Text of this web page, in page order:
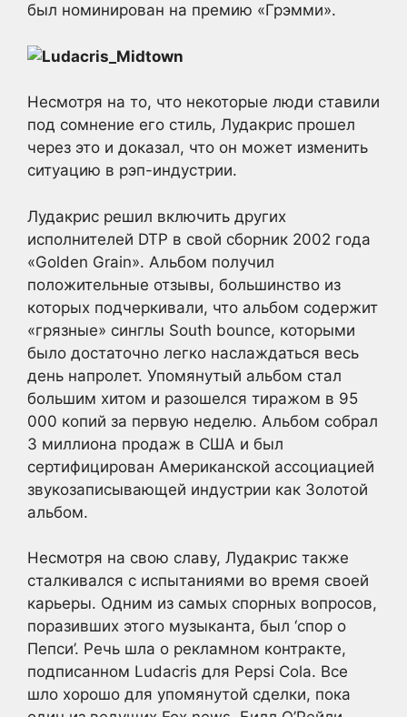
был номинирован на премию «Грэмми».
Несмотря на то, что некоторые люди ставили
под сомнение его стиль, Лудакрис прошел
через это и доказал, что он может изменить
ситуацию в рэп-индустрии.
Лудакрис решил включить других
исполнителей DTP в свой сборник 2002 года
«Golden Grain». Альбом получил
положительные отзывы, большинство из
которых подчеркивали, что альбом содержит
«грязные» синглы South bounce, которыми
было достаточно легко наслаждаться весь
день напролет. Упомянутый альбом стал
большим хитом и разошелся тиражом в 95
000 копий за первую неделю. Альбом собрал
3 миллиона продаж в США и был
сертифицирован Американской ассоциацией
звукозаписывающей индустрии как Золотой
альбом.
Несмотря на свою славу, Лудакрис также
сталкивался с испытаниями во время своей
карьеры. Одним из самых спорных вопросов,
поразивших этого музыканта, был ‘спор о
Пепси’. Речь шла о рекламном контракте,
подписанном Ludacris для Pepsi Cola. Все
шло хорошо для упомянутой сделки, пока